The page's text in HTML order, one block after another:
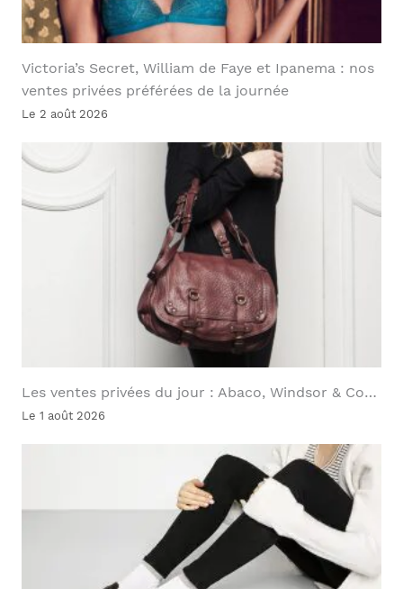
Victoria’s Secret, William de Faye et Ipanema : nos
ventes privées préférées de la journée
Le 2 août 2026
Les ventes privées du jour : Abaco, Windsor & Co…
Le 1 août 2026